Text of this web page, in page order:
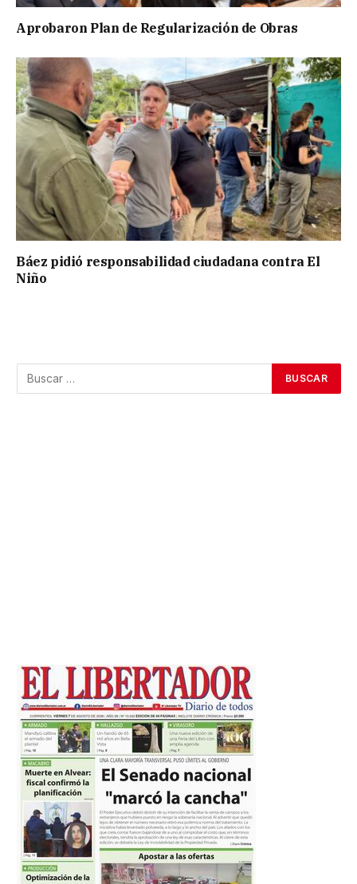
Aprobaron Plan de Regularización de Obras
Báez pidió responsabilidad ciudadana contra El
Niño